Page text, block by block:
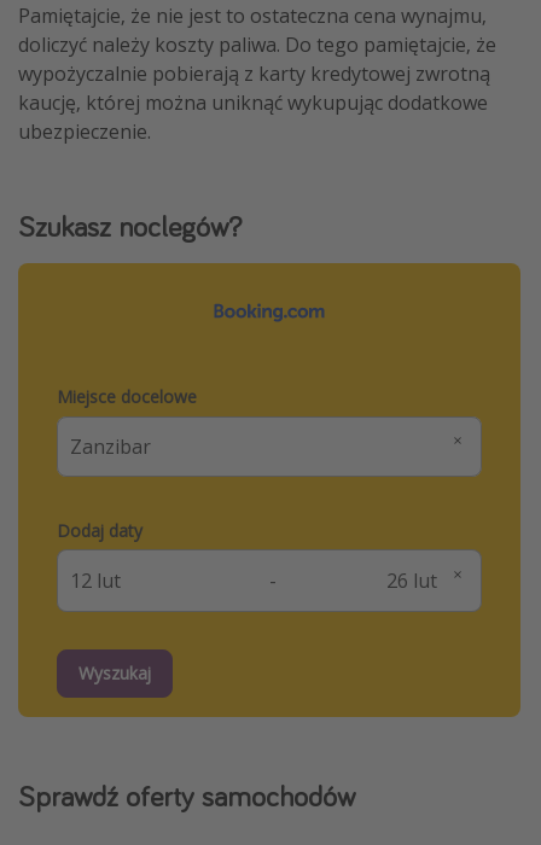
Pamiętajcie, że nie jest to ostateczna cena wynajmu,
doliczyć należy koszty paliwa. Do tego pamiętajcie, że
wypożyczalnie pobierają z karty kredytowej zwrotną
kaucję, której można uniknąć wykupując dodatkowe
ubezpieczenie.
Szukasz noclegów?
Miejsce docelowe
Dodaj daty
-
Wyszukaj
Sprawdź oferty samochodów